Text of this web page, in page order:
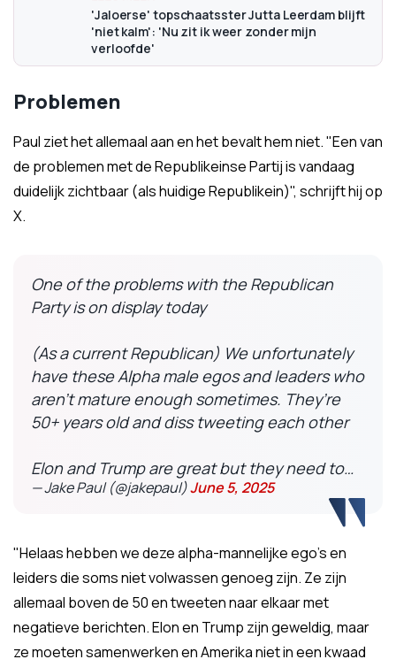
'Jaloerse' topschaatsster Jutta Leerdam blijft
'niet kalm': 'Nu zit ik weer zonder mijn
verloofde'
Problemen
Paul ziet het allemaal aan en het bevalt hem niet. "Een van
de problemen met de Republikeinse Partij is vandaag
duidelijk zichtbaar (als huidige Republikein)", schrijft hij op
X.
One of the problems with the Republican
Party is on display today
(As a current Republican) We unfortunately
have these Alpha male egos and leaders who
aren’t mature enough sometimes. They’re
50+ years old and diss tweeting each other
Elon and Trump are great but they need to…
— Jake Paul (@jakepaul)June 5, 2025
"Helaas hebben we deze alpha-mannelijke ego’s en
leiders die soms niet volwassen genoeg zijn. Ze zijn
allemaal boven de 50 en tweeten naar elkaar met
negatieve berichten. Elon en Trump zijn geweldig, maar
ze moeten samenwerken en Amerika niet in een kwaad